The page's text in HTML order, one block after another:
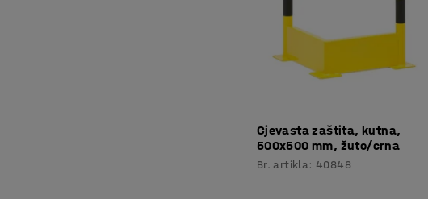
Cjevasta zaštita, kutna,
500x500 mm, žuto/crna
Br. artikla: 40848